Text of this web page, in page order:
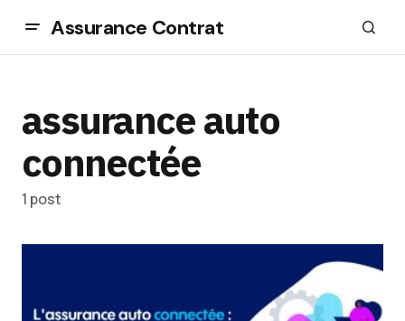
Assurance Contrat
assurance auto
connectée
1 post